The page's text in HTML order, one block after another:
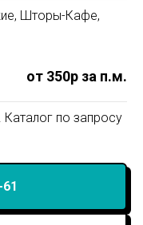
Шторы-Кафе,
от 350р за п.м.
по запросу